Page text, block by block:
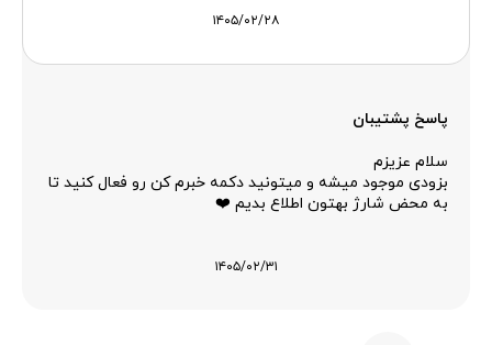
۱۴۰۵/۰۲/۲۸
پاسخ پشتیبان
سلام عزیزم
بزودی موجود میشه و میتونید دکمه خبرم کن رو فعال کنید تا
به محض شارژ بهتون اطلاع بدیم ❤️
۱۴۰۵/۰۲/۳۱